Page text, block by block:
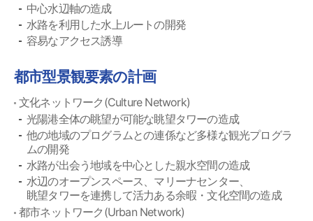
中心水辺軸の造成
水路を利用した水上ルートの開発
容易なアクセス誘導
都市型景観要素の計画
文化ネットワーク(Culture Network)
光陽港全体の眺望が可能な眺望タワーの造成
他の地域のプログラムとの連係など多様な観光プログラ
ムの開発
水路が出会う地域を中心とした親水空間の造成
水辺のオープンスペース、マリーナセンター、
眺望タワーを連携して活力ある余暇・文化空間の造成
都市ネットワーク(Urban Network)